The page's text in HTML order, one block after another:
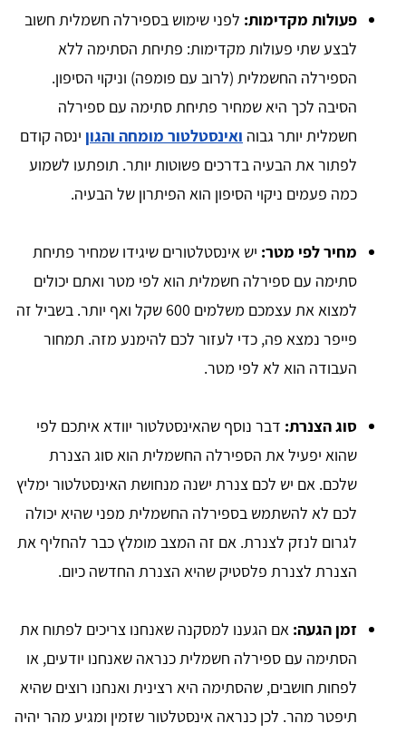
פעולות מקדימות: לפני שימוש בספירלה חשמלית חשוב
לבצע שתי פעולות מקדימות: פתיחת הסתימה ללא
הספירלה החשמלית (לרוב עם פומפה) וניקוי הסיפון.
הסיבה לכך היא שמחיר פתיחת סתימה עם ספירלה
חשמלית יותר גבוה ואינסטלטור מומחה והגון ינסה קודם
לפתור את הבעיה בדרכים פשוטות יותר. תופתעו לשמוע
כמה פעמים ניקוי הסיפון הוא הפיתרון של הבעיה.
מחיר לפי מטר: יש אינסטלטורים שיגידו שמחיר פתיחת
סתימה עם ספירלה חשמלית הוא לפי מטר ואתם יכולים
למצוא את עצמכם משלמים 600 שקל ואף יותר. בשביל זה
פייפר נמצא פה, כדי לעזור לכם להימנע מזה. תמחור
העבודה הוא לא לפי מטר.
סוג הצנרת: דבר נוסף שהאינסטלטור יוודא איתכם לפי
שהוא יפעיל את הספירלה החשמלית הוא סוג הצנרת
שלכם. אם יש לכם צנרת ישנה מנחושת האינסטלטור ימליץ
לכם לא להשתמש בספירלה החשמלית מפני שהיא יכולה
לגרום לנזק לצנרת. אם זה המצב מומלץ כבר להחליף את
הצנרת לצנרת פלסטיק שהיא הצנרת החדשה כיום.
זמן הגעה: אם הגענו למסקנה שאנחנו צריכים לפתוח את
הסתימה עם ספירלה חשמלית כנראה שאנחנו יודעים, או
לפחות חושבים, שהסתימה היא רצינית ואנחנו רוצים שהיא
תיפטר מהר. לכן כנראה אינסטלטור שזמין ומגיע מהר יהיה